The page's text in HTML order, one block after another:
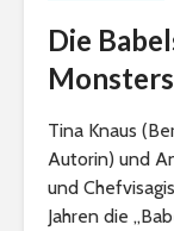
Die
Tina Knaus
Autorin) und
und
Jahren die